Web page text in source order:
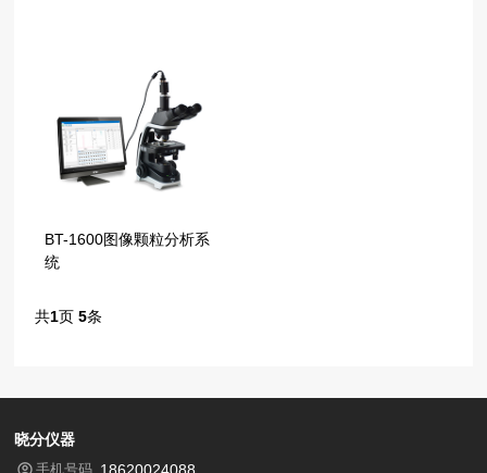
BT-1600图像颗粒分析系
统
共1页5条
晓分仪器
手机号码